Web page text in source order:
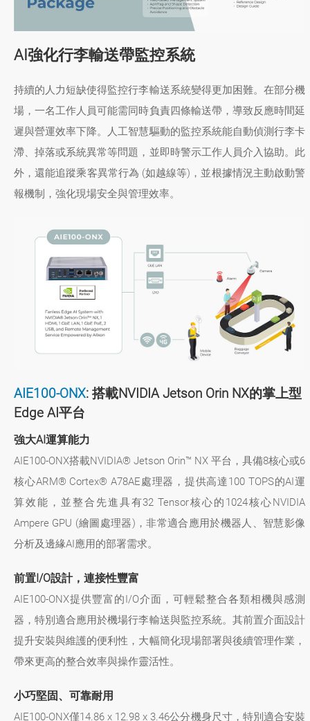
AI強化行李輸送帶監控系統
持續的人力短缺使得監控行李輸送系統變得更加困難。在部分機
場，一名工作人員可能需同時負責四條輸送帶，導致反應時間延
遲與營運效率下降。人工智慧驅動的監控系統能自動偵測行李卡
滯、掉落或系統異常等問題，並即時警示工作人員介入協助。此
外，還能追蹤乘客異常行為 (如越線等)，並根據情況主動啟動警
報機制，強化現場安全與管理效率。
AIE100-ONX: 搭載NVIDIA Jetson Orin NX的掌上型
Edge AI平台
強大AI運算能力
AIE100-ONX搭載NVIDIA® Jetson Orin™ NX 平台，具備8核心或6
核心ARM® Cortex® A78AE處理器，提供高達100 TOPS的AI運
算效能，並整合先進具有32 Tensor核心的1024核心NVIDIA
Ampere GPU (繪圖處理器)，非常適合應用於機器人、智慧影像
分析及邊緣AI應用的部署需求。
前置I/O設計，連接性豐富
AIE100-ONX提供豐富的I/O介面，可輕鬆整合各類相機與感測
器，特別適合應用於機場行李輸送與監控系統。其前置介面設計
提升安裝與維護的便利性，大幅簡化現場部署與後續管理作業，
帶來更高的整合效率與操作靈活性。
小巧堅固、可靠耐用
AIE100-ONX僅14.86 x 12.98 x 3.46公分機身尺寸，特別適合安裝